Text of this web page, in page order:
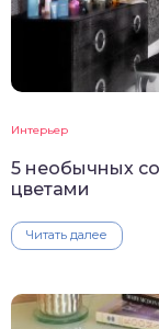
Интерьер
5 необычных
цветами
Читать далее